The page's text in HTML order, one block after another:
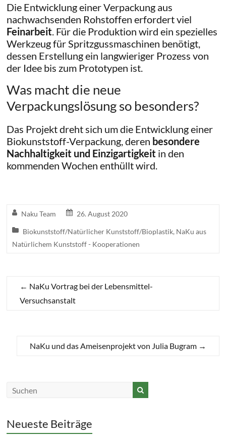
Die Entwicklung einer Verpackung aus
nachwachsenden Rohstoffen erfordert viel
Feinarbeit. Für die Produktion wird ein spezielles
Werkzeug für Spritzgussmaschinen benötigt,
dessen Erstellung ein langwieriger Prozess von
der Idee bis zum Prototypen ist.
Was macht die neue
Verpackungslösung so besonders?
Das Projekt dreht sich um die Entwicklung einer
Biokunststoff-Verpackung, deren besondere
Nachhaltigkeit und Einzigartigkeit in den
kommenden Wochen enthüllt wird.
Naku Team 26. August 2020
Biokunststoff/Natürlicher Kunststoff/Bioplastik, NaKu aus
Natürlichem Kunststoff - Kooperationen
← NaKu Vortrag bei der Lebensmittel-
Versuchsanstalt
NaKu und das Ameisenprojekt von Julia Bugram →
Neueste Beiträge